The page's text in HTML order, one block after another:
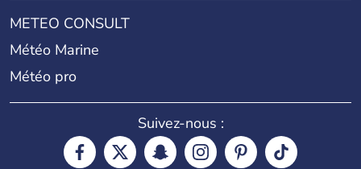
METEO CONSULT
Météo Marine
Météo pro
Suivez-nous :